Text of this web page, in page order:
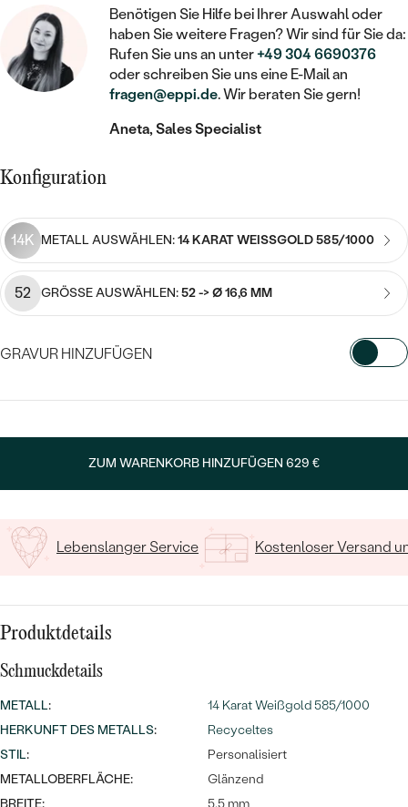
IM SET
GÜNSTIG
LUXURIÖSE
Meistverkaufte
Eheringe
LAB GROWN DIAMANTEN ZUM
EINFASSEN
FARBIGE DIAMANTEN ZUM EINFASSEN
MIT DIAMANT
MIT LAB GROWN DIAMANT
MIT MOISSANIT
MIT FARBIGEN DIAMANTEN
MIT SCHWARZEN DIAMANTEN
MIT SALT AND PEPPER DIAMANTEN
MIT EDELSTEIN
GOLD
SILBER
SCHMUCK FÜR KINDER
BROSCHEN
SCHMUCKZUBEHÖR
NACH MATERIAL
SILBER
PLATIN
NACH STEIN
EDELSTEINSCHMUCK
PERLENSCHMUCK
NACH STYL
PERSONALISIERT
MINIMALISTISCH
MIT STERNZEICHEN
PIERCINGS
MIT EDELSTEIN
PERLENOHRRINGE
NACH PREIS
KETTEN
HERZKETTEN
NACH EDELSTEIN
MIT EDELSTEIN
PERLENKETTEN
NACH PREIS
LUXURIÖSE
SIEGELRINGE
PERSONALISIERT
NACH EDELSTEIN
MIT DIAMANT
MIT EDELSTEIN
PERLENRINGE
PREISWERTE
LUXURIÖSE
Benötigen Sie Hilfe bei Ihrer Auswahl oder
haben Sie weitere Fragen? Wir sind für Sie da:
Rufen Sie uns an unter+49 304 6690376
oder schreiben Sie uns eine E-Mail an
fragen@eppi.de. Wir beraten Sie gern!
Aneta, Sales Specialist
Konfiguration
14K METALL AUSWÄHLEN:14 KARAT WEISSGOLD 585/1000
52 GRÖSSE AUSWÄHLEN:52 -> Ø 16,6 MM
GRAVUR HINZUFÜGEN
ZUM WARENKORB HINZUFÜGEN 629 €
Lebenslanger Service Kostenloser Versand
Produktdetails
Schmuckdetails
METALL:
14 Karat Weißgold 585/1000
HERKUNFT DES METALLS:
Recyceltes
STIL:
Personalisiert
METALLOBERFLÄCHE:
Glänzend